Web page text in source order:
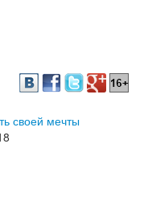
своей мечты